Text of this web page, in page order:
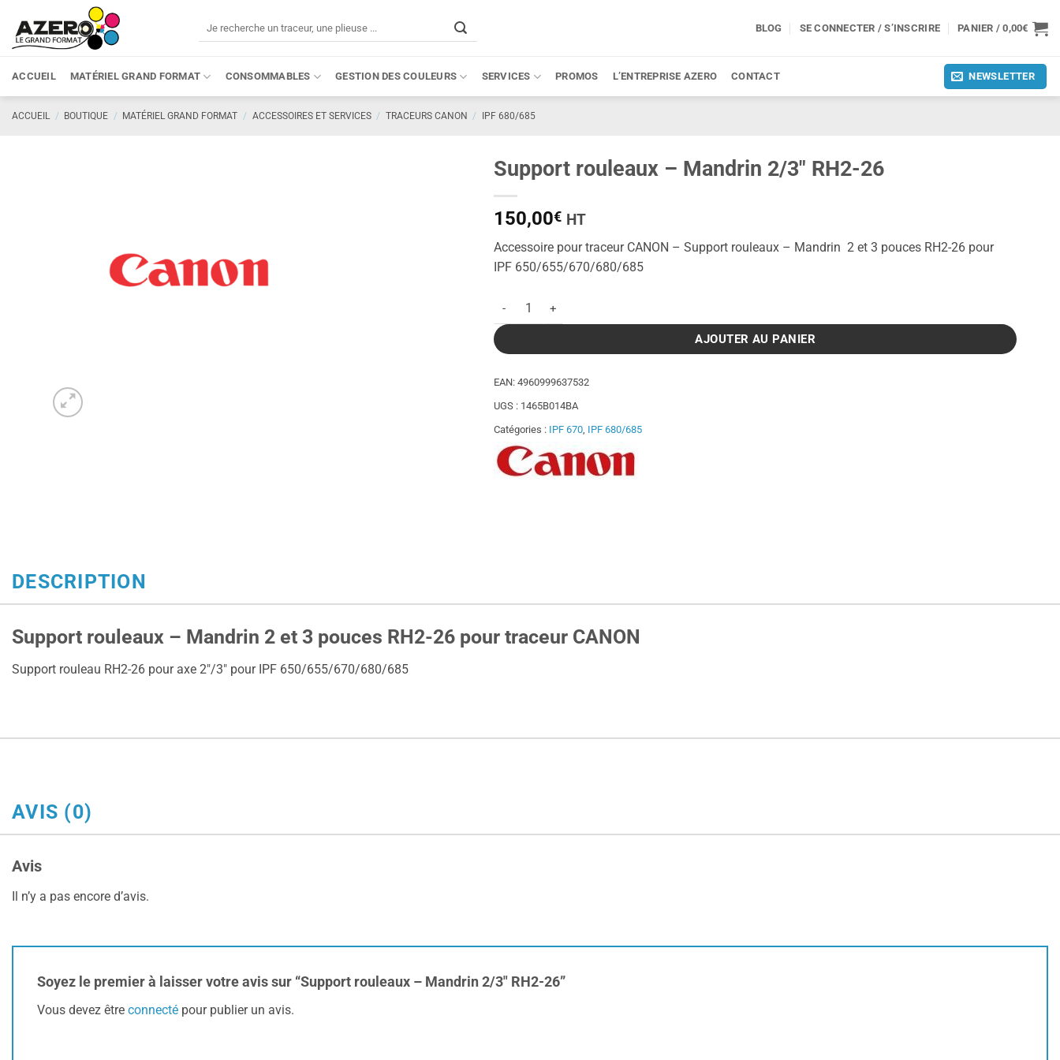
contenu
BLOG SE CONNECTER / S’INSCRIRE PANIER /0,00€
ACCUEIL MATÉRIEL GRAND FORMAT CONSOMMABLES GESTION DES COULEURS SERVICES PROMOS L’ENTREPRISE AZERO CONTACT NEWSLETTER
ACCUEIL / BOUTIQUE / MATÉRIEL GRAND FORMAT / ACCESSOIRES ET SERVICES / TRACEURS CANON / IPF 680/685
Support rouleaux – Mandrin 2/3″ RH2-26
150,00€ HT
Accessoire pour traceur CANON – Support rouleaux – Mandrin 2 et 3 pouces RH2-26 pour
IPF 650/655/670/680/685
quantité de Support rouleaux - Mandrin 2/3" RH2-26
AJOUTER AU PANIER
EAN:4960999637532
UGS : 1465B014BA
Catégories : IPF 670 IPF 680/685
DESCRIPTION
Support rouleaux – Mandrin 2 et 3 pouces RH2-26 pour traceur CANON
Support rouleau RH2-26 pour axe 2″/3″ pour IPF 650/655/670/680/685
AVIS (0)
Avis
Il n’y a pas encore d’avis.
Soyez le premier à laisser votre avis sur “Support rouleaux – Mandrin 2/3″ RH2-26”
Vous devez être connecté pour publier un avis.